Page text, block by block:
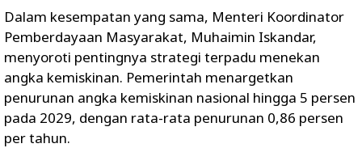
Dalam kesempatan yang sama, Menteri Koordinator
Pemberdayaan Masyarakat, Muhaimin Iskandar,
menyoroti pentingnya strategi terpadu menekan
angka kemiskinan. Pemerintah menargetkan
penurunan angka kemiskinan nasional hingga 5 persen
pada 2029, dengan rata-rata penurunan 0,86 persen
per tahun.